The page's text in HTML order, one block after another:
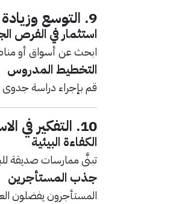
9. التوسع
استثمار في الفرص
ابحث عن أسواق أو
التخطيط المدروس
قم بإجراء دراسة
10. التفكير في
الكفاءة البيئية
تبنَّى ممارسات صديقة
جذب المستأجرين
المستأجرون يفضلون